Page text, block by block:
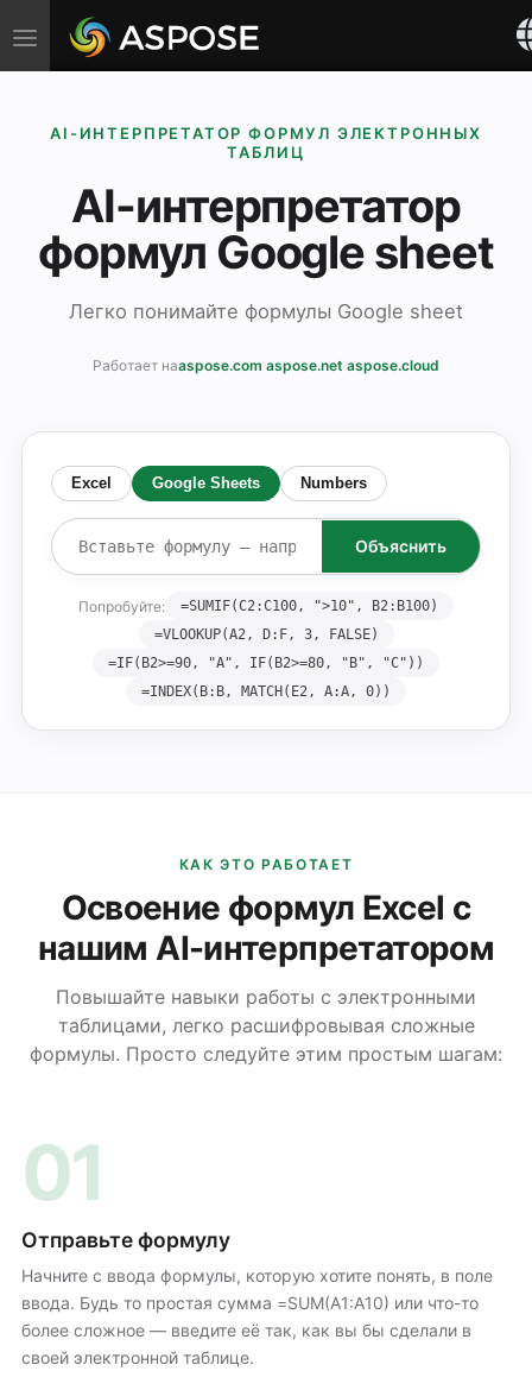
Toggle
navigation
AI-ИНТЕРПРЕТАТОР ФОРМУЛ ЭЛЕКТРОННЫХ
ТАБЛИЦ
AI-интерпретатор
формул Google sheet
Легко понимайте формулы Google sheet
Работает наaspose.com·aspose.net·aspose.cloud
Excel Google Sheets Numbers
Объяснить
Попробуйте:
=SUMIF(C2:C100, ">10", B2:B100)
=VLOOKUP(A2, D:F, 3, FALSE)
=IF(B2>=90, "A", IF(B2>=80, "B", "C"))
=INDEX(B:B, MATCH(E2, A:A, 0))
КАК ЭТО РАБОТАЕТ
Освоение формул Excel с
нашим AI-интерпретатором
Повышайте навыки работы с электронными
таблицами, легко расшифровывая сложные
формулы. Просто следуйте этим простым шагам:
01
Отправьте формулу
Начните с ввода формулы, которую хотите понять, в поле
ввода. Будь то простая сумма =SUM(A1:A10) или что-то
более сложное — введите её так, как вы бы сделали в
своей электронной таблице.